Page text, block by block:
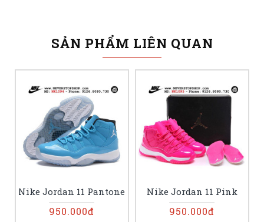
SẢN PHẨM LIÊN QUAN
Nike Jordan 11 Pantone
950.000đ
Nike Jordan 11 Pink
950.000đ